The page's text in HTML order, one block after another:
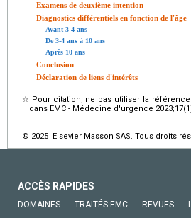
Examens de deuxième intention
Diagnostics différentiels en fonction de l'âge
Avant 3-4 ans
De 3-4 ans à 10 ans
Après 10 ans
Conclusion
Déclaration de liens d'intérêts
☆ Pour citation, ne pas utiliser la
dans EMC - Médecine d'urgence
© 2025 Elsevier Masson SAS. Tous droits
ACCÈS RAPIDES
DOMAINES TRAITÉS EMC REVUES